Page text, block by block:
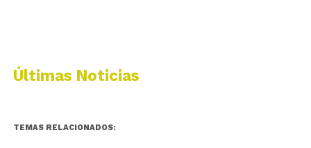
Últimas Noticias
TEMAS RELACIONADOS: